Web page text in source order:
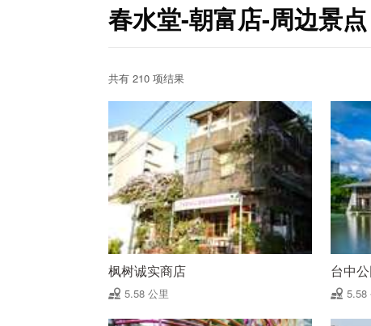
春水堂-朝富店-周边景点
共有 210 项结果
枫树诚实商店
5.58 公里
台中
5.58